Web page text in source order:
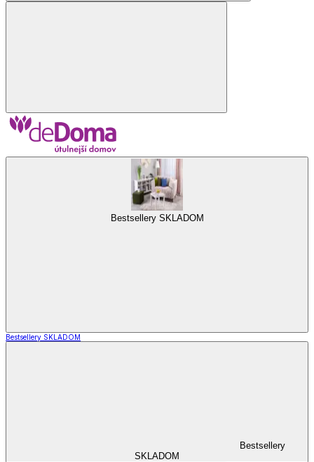
Bestsellery SKLADOM
Bestsellery SKLADOM
Bestsellery
SKLADOM